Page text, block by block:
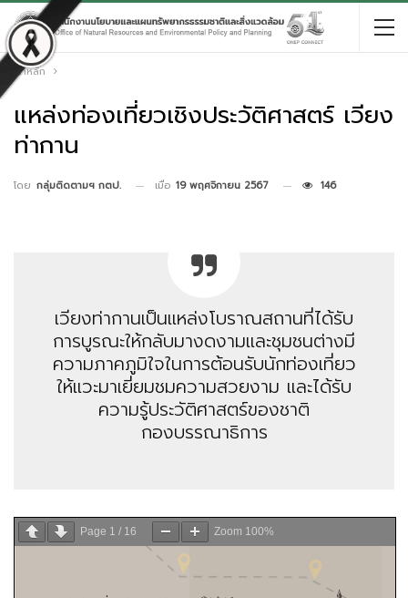
หน้าหลัก
แหล่งท่องเที่ยวเชิงประวัติศาสตร์ เวียง
ท่ากาน
โดย กลุ่มติดตามฯ กตป. เมื่อ 19 พฤศจิกายน 2567 146
เวียงท่ากานเป็นแหล่งโบราณสถานที่ได้รับ
การบูรณะให้กลับมางดงามและชุมชนต่างมี
ความภาคภูมิใจในการต้อนรับนักท่องเที่ยว
ให้แวะมาเยี่ยมชมความสวยงาม และได้รับ
ความรู้ประวัติศาสตร์ของชาติ
กองบรรณาธิการ
Page 1 / 16 Zoom 100%